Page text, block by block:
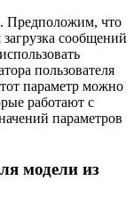
Предположим, что
сообщений
пользователя
параметр можно
работают с
параметров
модели из